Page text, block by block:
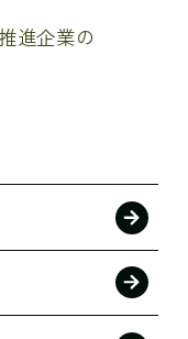
進企業の